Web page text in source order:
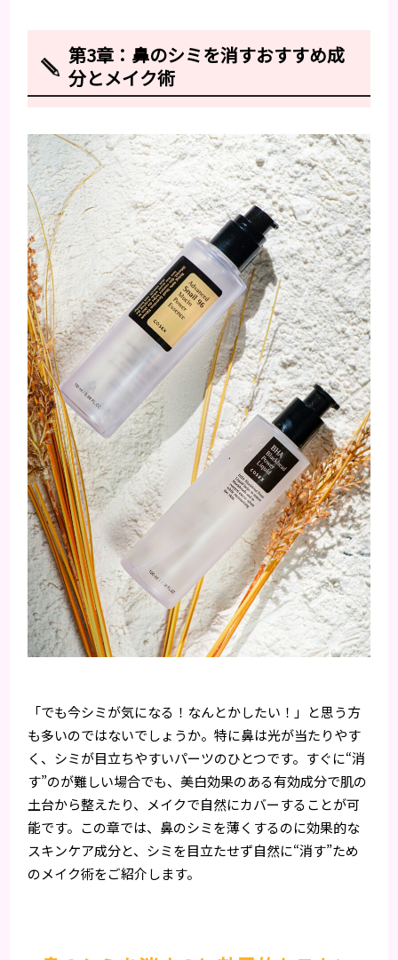
第3章：鼻のシミを消すおすすめ成
分とメイク術
「でも今シミが気になる！なんとかしたい！」と思う方
も多いのではないでしょうか。特に鼻は光が当たりやす
く、シミが目立ちやすいパーツのひとつです。すぐに“消
す”のが難しい場合でも、美白効果のある有効成分で肌の
土台から整えたり、メイクで自然にカバーすることが可
能です。この章では、鼻のシミを薄くするのに効果的な
スキンケア成分と、シミを目立たせず自然に“消す”ため
のメイク術をご紹介します。